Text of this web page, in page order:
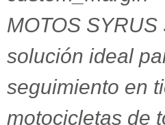
MOTOS SYRUS
solución ideal
seguimiento en
motocicletas de